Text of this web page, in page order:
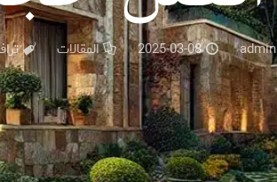
admin
2025-03-08 المقالات